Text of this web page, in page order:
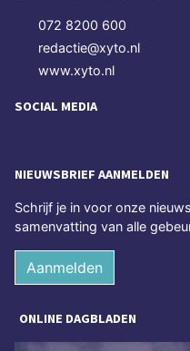
072 8200 600
redactie@xyto.nl
www.xyto.nl
SOCIAL MEDIA
NIEUWSBRIEF AANMELDEN
Schrijf je in voor onze
samenvatting van alle
Aanmelden
ONLINE DAGBLADEN